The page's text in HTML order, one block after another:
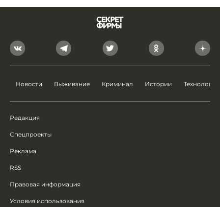
Новости Выживание Криминал Истории Технологии
Редакция
Спецпроекты
Реклама
RSS
Правовая информация
Условия использования